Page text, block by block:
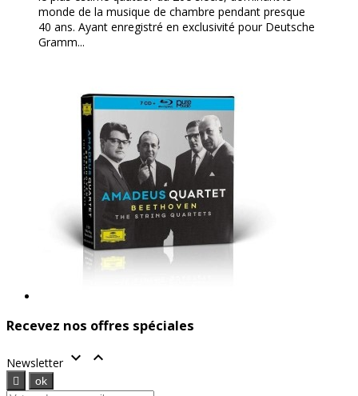
monde de la musique de chambre pendant presque
40 ans. Ayant enregistré en exclusivité pour Deutsche
Gramm...
Recevez nos offres spéciales
Newsletter  